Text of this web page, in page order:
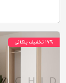
۱۷% تخفیف پلکانی